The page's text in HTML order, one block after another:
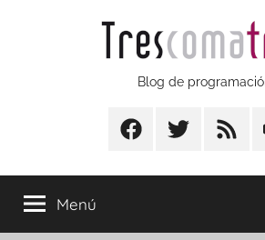
Trescomatres
Blog de
FacebookTwitter RSS
Menú